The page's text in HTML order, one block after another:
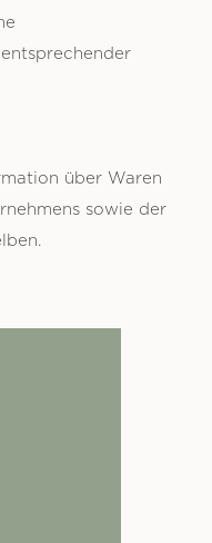
über Waren
sowie der